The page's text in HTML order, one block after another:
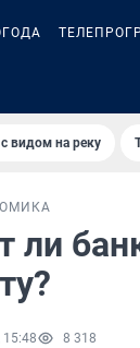
видом на реку
ли
15:48 8 318